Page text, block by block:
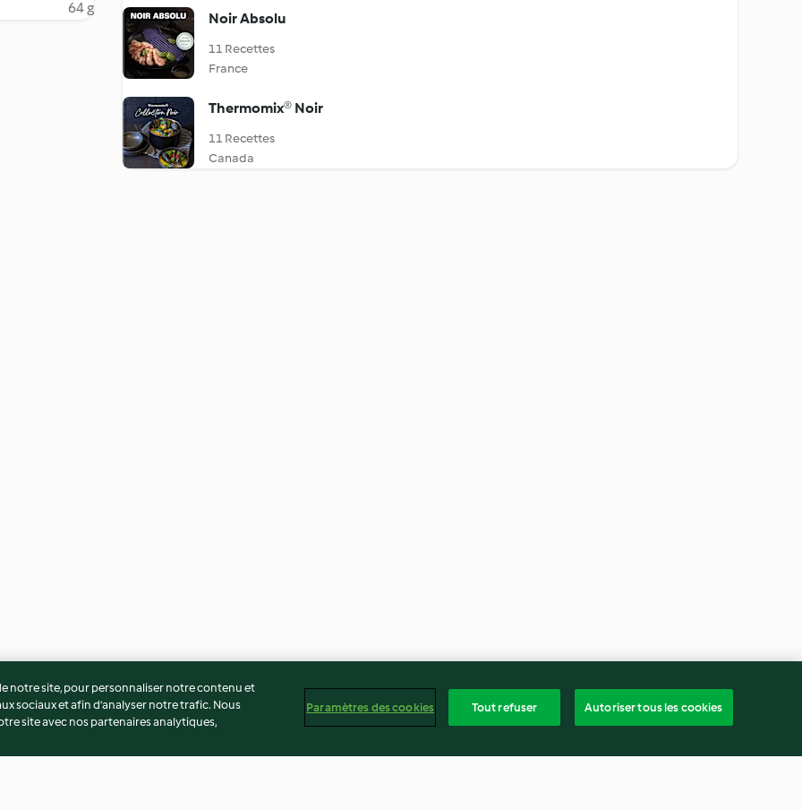
64 g
Noir Absolu
11 Recettes
France
Thermomix® Noir
11 Recettes
Canada
notre site, pour personnaliser notre contenu et
sociaux et afin d’analyser notre trafic. Nous
site avec nos partenaires analytiques,
Paramètres des cookies Tout refuser Autoriser tous les cookies